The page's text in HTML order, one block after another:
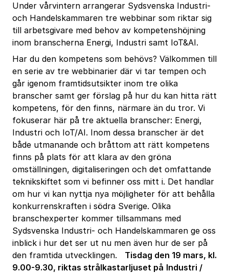
Under vårvintern arrangerar Sydsvenska Industri-
och Handelskammaren tre webbinar som riktar sig
till arbetsgivare med behov av kompetenshöjning
inom branscherna Energi, Industri samt IoT&AI.
Har du den kompetens som behövs? Välkommen till
en serie av tre webbinarier där vi tar tempen och
går igenom framtidsutsikter inom tre olika
branscher samt ger förslag på hur du kan hitta rätt
kompetens, för den finns, närmare än du tror. Vi
fokuserar här på tre aktuella branscher: Energi,
Industri och IoT/AI. Inom dessa branscher är det
både utmanande och bråttom att rätt kompetens
finns på plats för att klara av den gröna
omställningen, digitaliseringen och det omfattande
teknikskiftet som vi befinner oss mitt i. Det handlar
om hur vi kan nyttja nya möjligheter för att behålla
konkurrenskraften i södra Sverige. Olika
branschexperter kommer tillsammans med
Sydsvenska Industri- och Handelskammaren ge oss
inblick i hur det ser ut nu men även hur de ser på
den framtida utvecklingen. Tisdag den 19 mars, kl.
9.00-9.30, riktas strålkastarljuset på Industri /